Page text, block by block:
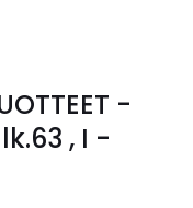
-
, I -